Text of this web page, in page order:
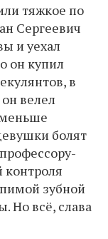
тяжкое по
Сергеевич
и уехал
он купил
в
велел
болят
контроля
зубной
Но всё, слава